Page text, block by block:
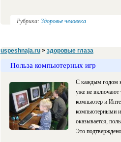
Рубрика: Здоровье человека
uspeshnaja.ru> здоровые глаза
Польза компьютерных игр
С каждым годом
уже не включают
компьютер и
компьютерными
оказывается,
Это